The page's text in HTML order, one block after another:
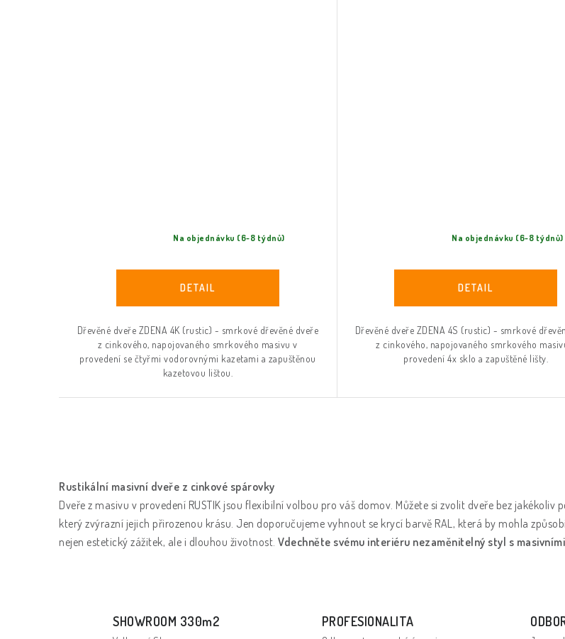
Na objednávku (6-8 týdnů)
Dřevěné dveře ZDENA 4K (rustic) - smrkové dřevěné dveře
z cinkového, napojovaného smrkového masivu v
provedení se čtyřmi vodorovnými kazetami a zapuštěnou
kazetovou lištou.
Na objednávku (6-8 týdnů)
Dřevěné dveře ZDENA 4S (rustic) - smrkové
z cinkového, napojovaného smrkového
provedení 4x sklo a zapuštěné lišty.
v
l
á
d
Rustikální masivní dveře z cinkové spárovky
Dveře z masivu v provedení RUSTIK jsou flexibilní volbou pro váš domov. Můžete si zvolit dveře bez
který zvýrazní jejich přirozenou krásu. Jen doporučujeme vyhnout se krycí barvě RAL, která by mohla
nejen estetický zážitek, ale i dlouhou životnost. Vdechněte svému interiéru nezaměnitelný styl s
SHOWROOM 330m2 PROFESIONALITA